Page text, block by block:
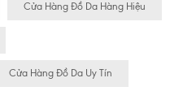
Cửa Hàng Đồ Da Hàng Hiệu
Cửa Hàng Đồ Da Uy Tín